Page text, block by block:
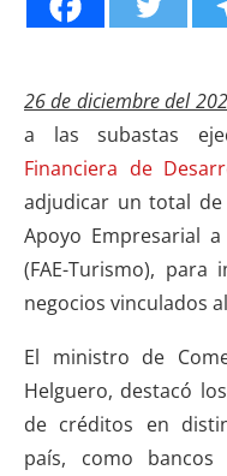
26 de diciembre del
a las subastas
Financiera de
adjudicar un total
Apoyo Empresarial
(FAE-Turismo),
negocios vinculados
El ministro de
Helguero, destacó
de créditos en
país, como